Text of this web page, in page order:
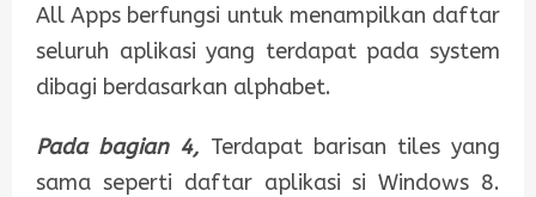
All Apps berfungsi untuk menampilkan daftar
seluruh aplikasi yang terdapat pada system
dibagi berdasarkan alphabet.
Pada bagian 4, Terdapat barisan tiles yang
sama seperti daftar aplikasi si Windows 8.